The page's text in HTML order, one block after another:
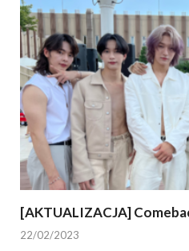
[AKTUALIZACJA]
22/02/2023